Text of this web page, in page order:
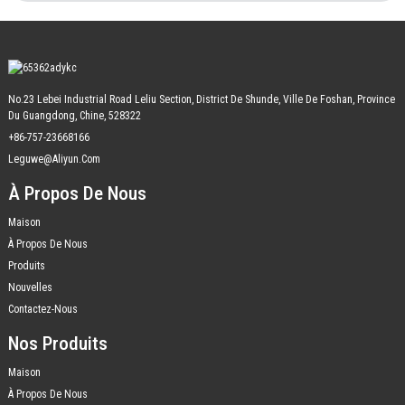
No.23 Lebei Industrial Road Leliu Section, District De Shunde, Ville De Foshan, Province
Du Guangdong, Chine, 528322
+86-757-23668166
Leguwe@aliyun.com
À Propos De Nous
Maison
À Propos De Nous
Produits
Nouvelles
Contactez-Nous
Nos Produits
Maison
À Propos De Nous